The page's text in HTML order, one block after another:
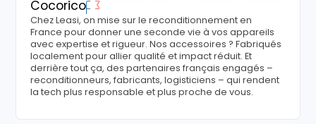
Cocorico
Chez Leasi, on mise sur le reconditionnement en
France pour donner une seconde vie à vos appareils
avec expertise et rigueur. Nos accessoires ? Fabriqués
localement pour allier qualité et impact réduit. Et
derrière tout ça, des partenaires français engagés –
reconditionneurs, fabricants, logisticiens – qui rendent
la tech plus responsable et plus proche de vous.